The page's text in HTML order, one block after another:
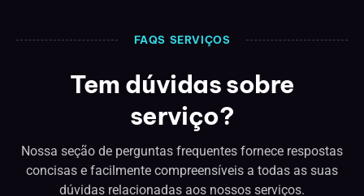
FAQS SERVIÇOS
Tem dúvidas sobre
serviço?
Nossa seção de perguntas frequentes fornece respostas
concisas e facilmente compreensíveis a todas as suas
dúvidas relacionadas aos nossos serviços.